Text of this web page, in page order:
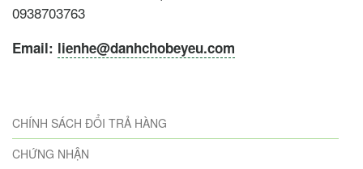
0938703763
Email: lienhe@danhchobeyeu.com
CHÍNH SÁCH ĐỔI TRẢ HÀNG
CHỨNG NHẬN